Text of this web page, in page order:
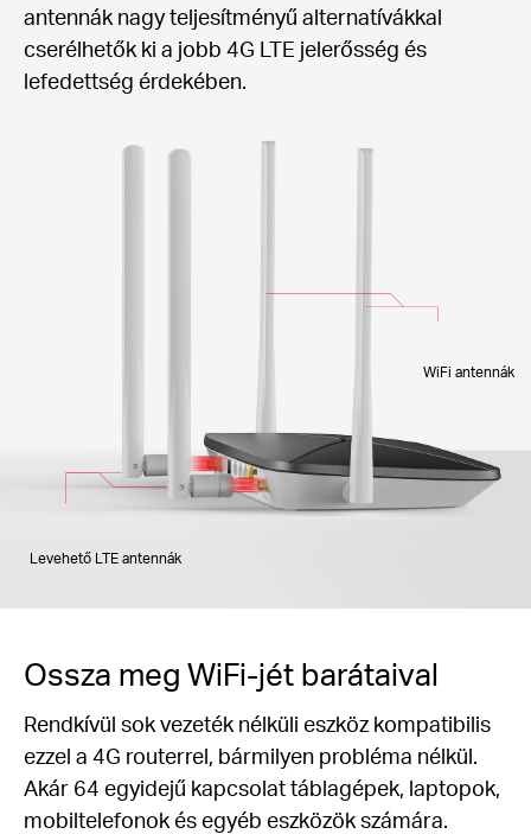
antennák nagy teljesítményű alternatívákkal
cserélhetők ki a jobb 4G LTE jelerősség és
lefedettség érdekében.
Levehető LTE antennák
WiFi antennák
Ossza meg WiFi-jét barátaival
Rendkívül sok vezeték nélküli eszköz kompatibilis
ezzel a 4G routerrel, bármilyen probléma nélkül.
Akár 64 egyidejű kapcsolat táblagépek, laptopok,
mobiltelefonok és egyéb eszközök számára.